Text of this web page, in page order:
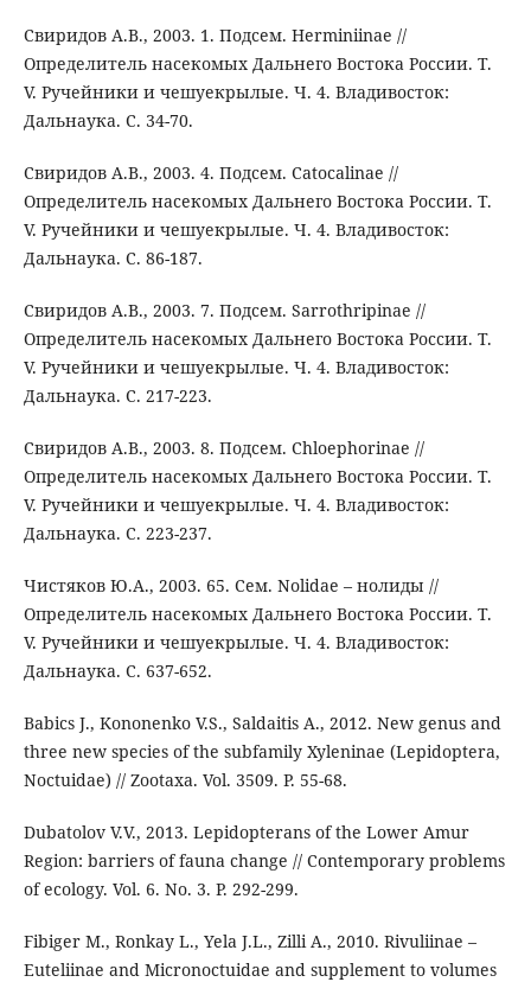
Свиридов А.В., 2003. 1. Подсем. Herminiinae //
Определитель насекомых Дальнего Востока России. Т.
V. Ручейники и чешуекрылые. Ч. 4. Владивосток:
Дальнаука. С. 34-70.
Свиридов А.В., 2003. 4. Подсем. Catocalinae //
Определитель насекомых Дальнего Востока России. Т.
V. Ручейники и чешуекрылые. Ч. 4. Владивосток:
Дальнаука. С. 86-187.
Свиридов А.В., 2003. 7. Подсем. Sarrothripinae //
Определитель насекомых Дальнего Востока России. Т.
V. Ручейники и чешуекрылые. Ч. 4. Владивосток:
Дальнаука. С. 217-223.
Свиридов А.В., 2003. 8. Подсем. Chloephorinae //
Определитель насекомых Дальнего Востока России. Т.
V. Ручейники и чешуекрылые. Ч. 4. Владивосток:
Дальнаука. С. 223-237.
Чистяков Ю.А., 2003. 65. Сем. Nolidae – нолиды //
Определитель насекомых Дальнего Востока России. Т.
V. Ручейники и чешуекрылые. Ч. 4. Владивосток:
Дальнаука. С. 637-652.
Babics J., Kononenko V.S., Saldaitis A., 2012. New genus and
three new species of the subfamily Xyleninae (Lepidoptera,
Noctuidae) // Zootaxa. Vol. 3509. P. 55-68.
Dubatolov V.V., 2013. Lepidopterans of the Lower Amur
Region: barriers of fauna change // Contemporary problems
of ecology. Vol. 6. No. 3. P. 292-299.
Fibiger M., Ronkay L., Yela J.L., Zilli A., 2010. Rivuliinae –
Euteliinae and Micronoctuidae and supplement to volumes